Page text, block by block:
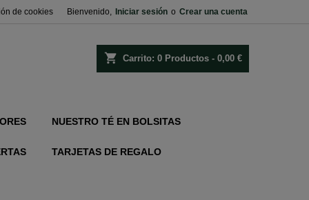
Bienvenido, Iniciar sesión o Crear una cuenta
de cookies
shopping_cart Carrito: 0 Productos - 0,00 €
NUESTRO TÉ EN BOLSITAS
TARJETAS DE REGALO